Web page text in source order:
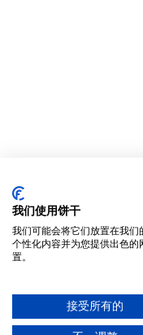
我们使用饼干
我们可能会将它们放置在我
个性化内容并为您提供出色的
置。
接受所有的